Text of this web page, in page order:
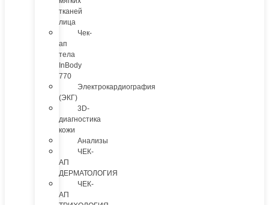
тканей
лица
Чек-
ап
тела
InBody
770
Электрокардиография
(ЭКГ)
3D-
диагностика
кожи
Анализы
ЧЕК-
АП
ДЕРМАТОЛОГИЯ
ЧЕК-
АП